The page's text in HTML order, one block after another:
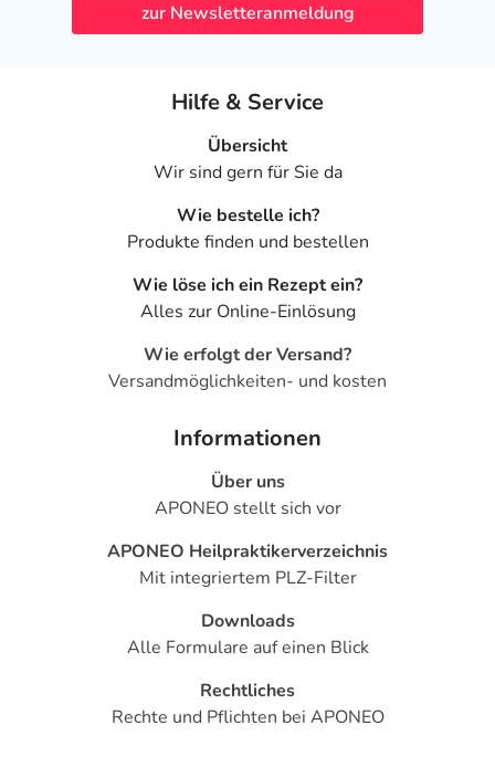
zur Newsletteranmeldung
Hilfe & Service
Übersicht
Wir sind gern für Sie da
Wie bestelle ich?
Produkte finden und bestellen
Wie löse ich ein Rezept ein?
Alles zur Online-Einlösung
Wie erfolgt der Versand?
Versandmöglichkeiten- und kosten
Informationen
Über uns
APONEO stellt sich vor
APONEO Heilpraktikerverzeichnis
Mit integriertem PLZ-Filter
Downloads
Alle Formulare auf einen Blick
Rechtliches
Rechte und Pflichten bei APONEO